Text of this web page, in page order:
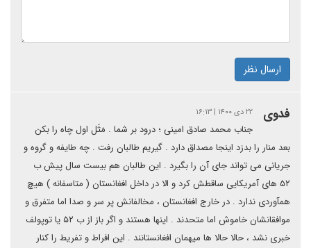
ارسال نظر
فدوی ۲۲ دی ۱۴۰۰ | ۱۶:۱۳
جناب محمد صادق امینی ؛ درود بر شما . مَثَل اول چاه را بکن
بعد منار را بدزد اینجا مصداق دارد . گیریم طالبان رفت . چه طایفه و گروه و
جریانی می تواند جای آن را بگیرد . این طالبان هم بیست سال پیش ب
۵۲ های آمریکایی ساقطش کرد و الا در داخل افغانستان ( متاسفانه ) هیچ
همآوردی ندارد . در خارج افغانستان ، مخالفانش پر سر و صدا اما متفرق و
موافقانشان خاموش اما متحدند . اینها هستند و اگر باز از ب ۵۲ یا توپولف
خبری نشد ، حالا حالا ها میهمان افغانستانند . این افراط و تفریط را کنار